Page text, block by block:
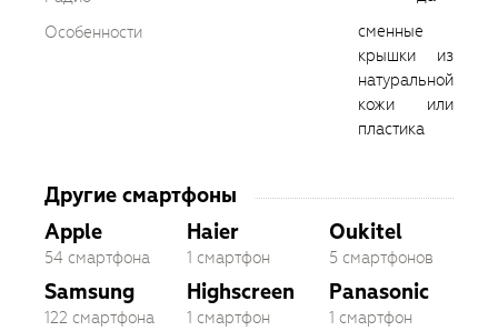
Особенности
сменные
крышки из
натуральной
кожи или
пластика
Другие смартфоны
Apple
54 смартфона
Samsung
122 смартфона
Haier
1 смартфон
Highscreen
1 смартфон
Oukitel
5 смартфонов
Panasonic
1 смартфон